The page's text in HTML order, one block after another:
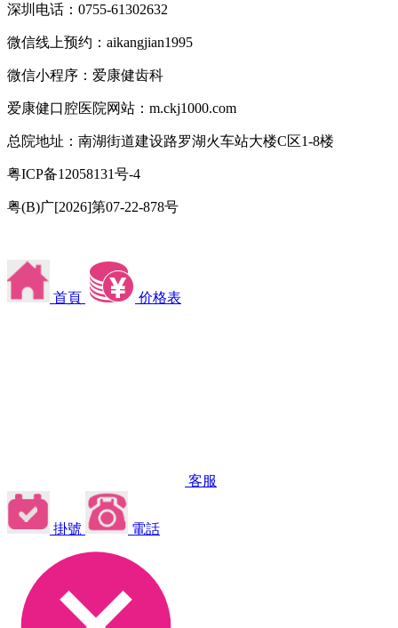
深圳电话：0755-61302632
微信线上预约：aikangjian1995
微信小程序：爱康健齿科
爱康健口腔医院网站：m.ckj1000.com
总院地址：南湖街道建设路罗湖火车站大楼C区1-8楼
粤ICP备12058131号-4
粤(B)广[2026]第07-22-878号
首頁 价格表
客服
掛號 電話